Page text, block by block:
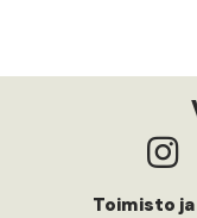
Toimisto